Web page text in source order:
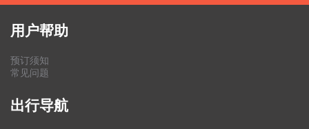
用户帮助
预订须知
常见问题
出行导航